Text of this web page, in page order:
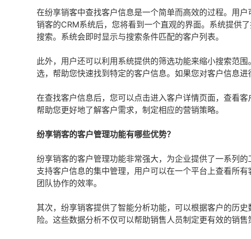
在纷享销客中查找客户信息是一个简单而高效的过程。用
销客的CRM系统后，您将看到一个直观的界面。系统提供
搜索。系统会即时显示与搜索条件匹配的客户列表。
此外，用户还可以利用系统提供的筛选功能来缩小搜索范
选，帮助您快速找到特定的客户信息。如果您对客户信息
在查找客户信息后，您可以点击进入客户详情页面，查看
帮助您更好地了解客户需求，制定相应的营销策略。
纷享销客的客户管理功能有哪些优势？
纷享销客的客户管理功能非常强大，为企业提供了一系列
支持客户信息的集中管理，用户可以在一个平台上查看所
团队协作的效率。
其次，纷享销客提供了智能分析功能，可以根据客户的历
险。这些数据分析不仅可以帮助销售人员制定更有效的销售